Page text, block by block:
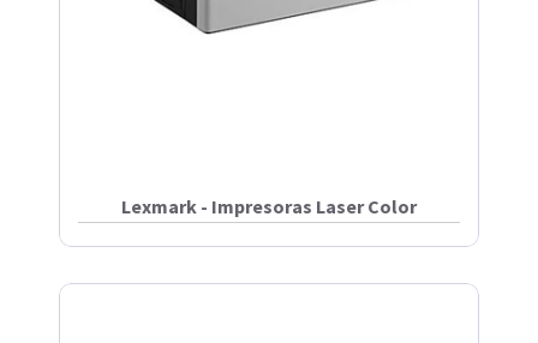
Lexmark - Impresoras Laser Color